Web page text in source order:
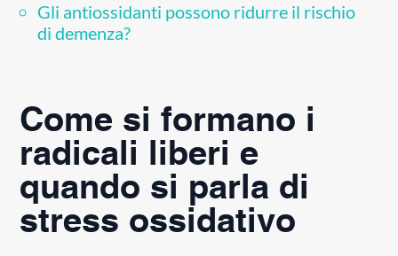
Gli antiossidanti possono ridurre il rischio
di demenza?
Come si formano i
radicali liberi e
quando si parla di
stress ossidativo